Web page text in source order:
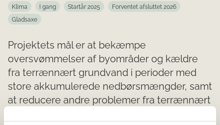
Klima
I gang Startår 2025
Forventet afsluttet 2026
Gladsaxe
Projektets mål er at bekæmpe
oversvømmelser af byområder og kældre
fra terrænnært grundvand i perioder med
store akkumulerede nedbørsmængder, samt
at reducere andre problemer fra terrænnært